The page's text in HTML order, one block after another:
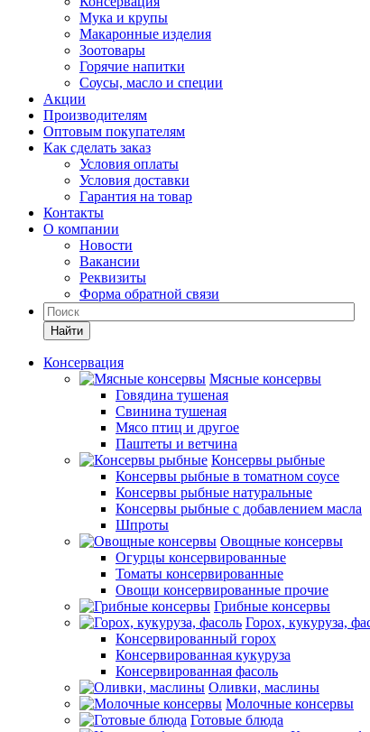
Мука и крупы
Макаронные изделия
Зоотовары
Горячие напитки
Соусы, масло и специи
Акции
Производителям
Оптовым покупателям
Как сделать заказ
Условия оплаты
Условия доставки
Гарантия на товар
Контакты
О компании
Новости
Вакансии
Реквизиты
Форма обратной связи
Найти
Консервация
Мясные консервы
Говядина тушеная
Свинина тушеная
Мясо птиц и другое
Паштеты и ветчина
Консервы рыбные
Консервы рыбные в томатном соусе
Консервы рыбные натуральные
Консервы рыбные с добавлением масла
Шпроты
Овощные консервы
Огурцы консервированные
Томаты консервированные
Овощи консервированные прочие
Грибные консервы
Горох, кукуруза,
Консервированный горох
Консервированная кукуруза
Консервированная фасоль
Оливки, маслины
Молочные консервы
Готовые блюда